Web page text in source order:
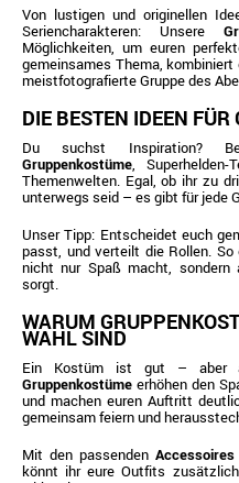
Von lustigen und originellen
Seriencharakteren: Unsere
Möglichkeiten, um euren
gemeinsames Thema,
meistfotografierte Gruppe des
DIE BESTEN IDEEN
Du suchst Inspiration?
Gruppenkostüme ,
Themenwelten. Egal, ob ihr zu
unterwegs seid – es gibt für jede
Unser Tipp: Entscheidet euch
passt, und verteilt die Rollen.
nicht nur Spaß macht, sondern
sorgt.
WARUM
WAHL SIND
Ein Kostüm ist gut – aber
Gruppenkostüme erhöhen den
und machen euren Auftritt
gemeinsam feiern und
Mit den passenden Accessoires
könnt ihr eure Outfits